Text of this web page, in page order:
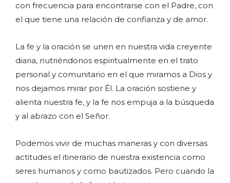
con frecuencia para encontrarse con el Padre, con
el que tiene una relación de confianza y de amor.
La fe y la oración se unen en nuestra vida creyente
diaria, nutriéndonos espiritualmente en el trato
personal y comunitario en el que miramos a Dios y
nos dejamos mirar por Él. La oración sostiene y
alienta nuestra fe, y la fe nos empuja a la búsqueda
y al abrazo con el Señor.
Podemos vivir de muchas maneras y con diversas
actitudes el itinerario de nuestra existencia como
seres humanos y como bautizados. Pero cuando la